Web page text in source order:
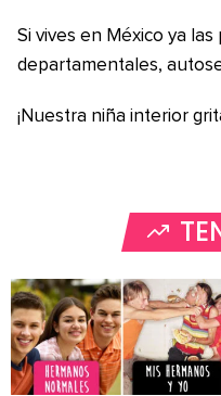
Si vives en México ya
departamentales,
¡Nuestra niña interior